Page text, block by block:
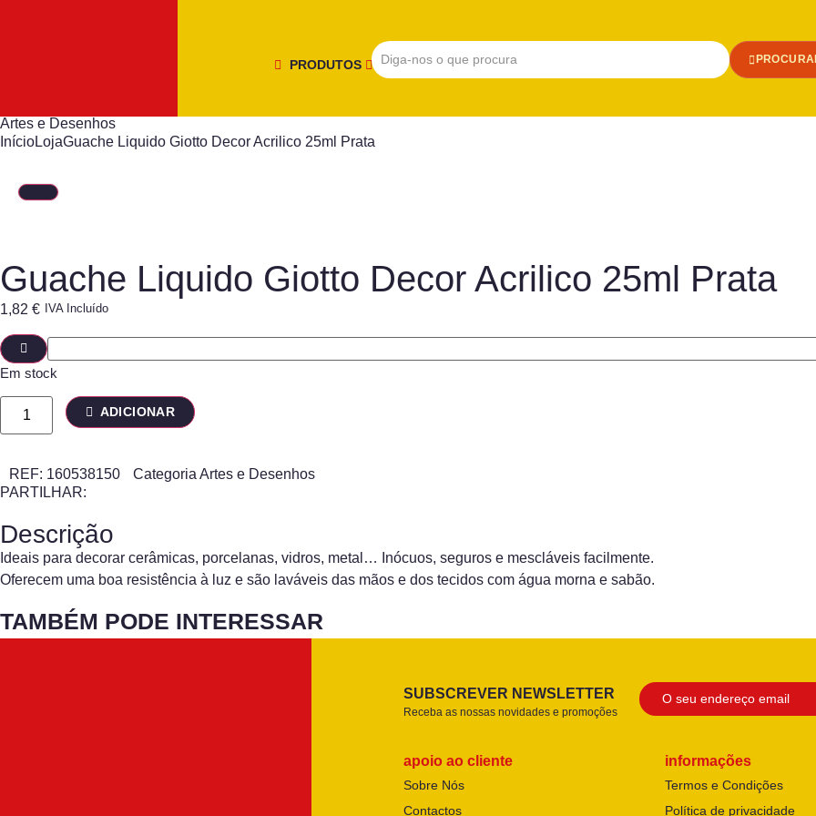
PRODUTOS
Artes e Desenhos
InícioLojaGuache Liquido Giotto Decor Acrilico 25ml Prata
Guache Liquido Giotto Decor Acrilico 25ml Prata
1,82 € IVA Incluído
Em stock
ADICIONAR
REF: 160538150 Categoria Artes e Desenhos
PARTILHAR:
Descrição
Ideais para decorar cerâmicas, porcelanas, vidros, metal… Inócuos, seguros e mescláveis facilmente.
Oferecem uma boa resistência à luz e são laváveis das mãos e dos tecidos com água morna e sabão.
TAMBÉM PODE INTERESSAR
SUBSCREVER NEWSLETTER
Receba as nossas novidades e promoções
apoio ao cliente
Sobre Nós
Contactos
informações
Termos e Condições
Política de privacidade